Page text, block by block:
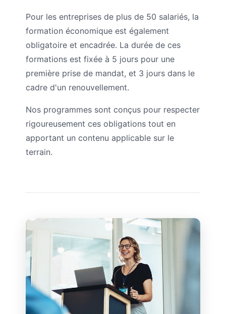
Pour les entreprises de plus de 50 salariés, la
formation économique est également
obligatoire et encadrée. La durée de ces
formations est fixée à 5 jours pour une
première prise de mandat, et 3 jours dans le
cadre d'un renouvellement.
Nos programmes sont conçus pour respecter
rigoureusement ces obligations tout en
apportant un contenu applicable sur le
terrain.